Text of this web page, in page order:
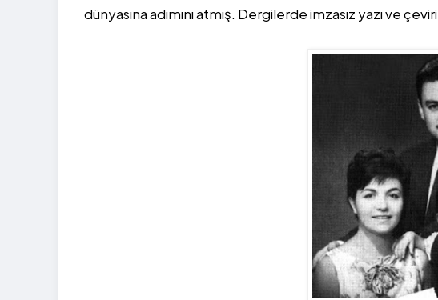
dünyasına adımını atmış. Dergilerde imzasız yazı ve